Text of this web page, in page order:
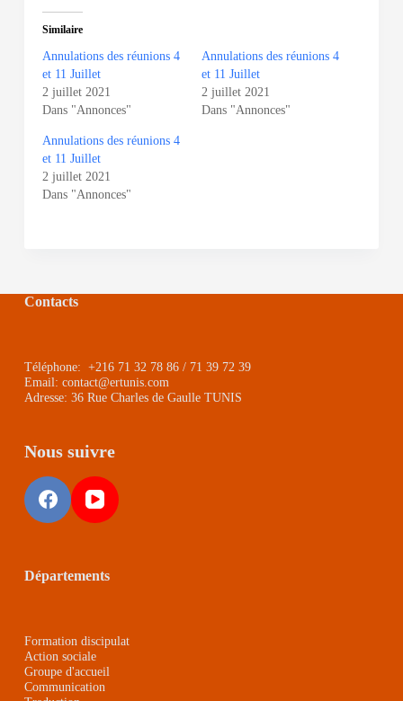
Similaire
Annulations des réunions 4
et 11 Juillet
2 juillet 2021
Dans "Annonces"
Annulations des réunions 4
et 11 Juillet
2 juillet 2021
Dans "Annonces"
Annulations des réunions 4
et 11 Juillet
2 juillet 2021
Dans "Annonces"
Contacts
Téléphone: +216 71 32 78 86 / 71 39 72 39
Email: contact@ertunis.com
Adresse: 36 Rue Charles de Gaulle TUNIS
Nous suivre
Départements
Formation discipulat
Action sociale
Groupe d'accueil
Communication